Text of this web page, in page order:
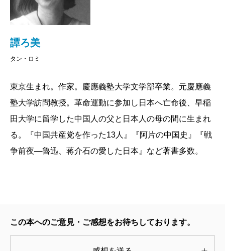
の戦いに突入していった。この戦争が残した傷跡は余
りに深く現在もなお癒える気配すらないが、その紆余
曲折、1920年代と30年代の日中関係についてはこれま
であまり注目されなかった。複雑に利害が絡み合い、
た上で問う。日中戦争はなぜ起きたのか。誰が、い
つ、両国の結び目を断ち切ったのか。大きな歴史のう
ねりの原因をピンポイントに抽出できるはずはない
が、著者は逃げることなくある出来事を試案として明
示する。有名ならざるその事件とは――、それはぜひ
られた旧き祖国の改革を目指して上海と東京を結んで
叙述され、そこに多くの中国人青年と頭山満・寺尾
譚ろ美
タン・ロミ
東京生まれ。作家。慶應義塾大学文学部卒業。元慶應義
塾大学訪問教授。革命運動に参加し日本へ亡命後、早稲
田大学に留学した中国人の父と日本人の母の間に生まれ
る。『中国共産党を作った13人』『阿片の中国史』『戦
争前夜—魯迅、蒋介石の愛した日本』など著書多数。
この本へのご意見・ご感想をお待ちしております。